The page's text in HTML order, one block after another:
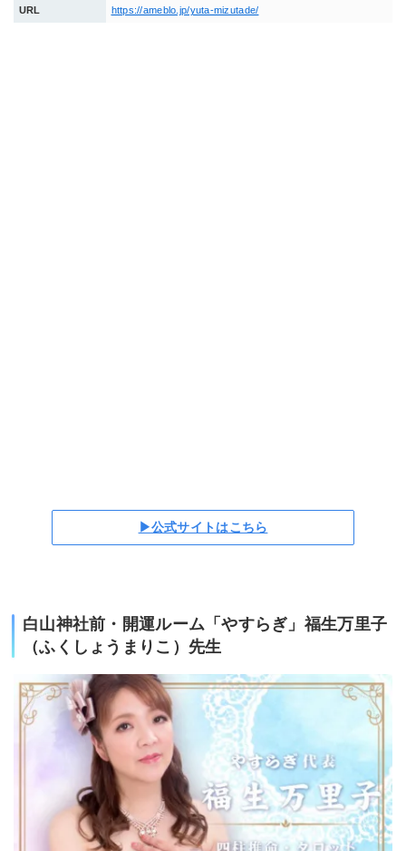
URL https://ameblo.jp/yuta-mizutade/
▶公式サイトはこちら
白山神社前・開運ルーム「やすらぎ」福生万里子
（ふくしょうまりこ）先生